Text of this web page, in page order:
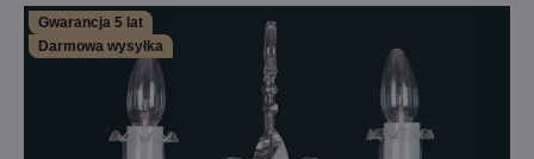
Gwarancja 5 lat
Darmowa wysyłka